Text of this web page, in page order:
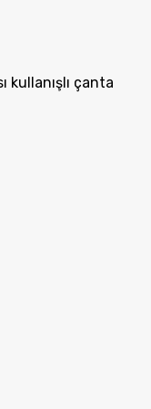
kullanışlı çanta